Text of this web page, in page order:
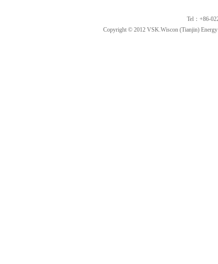
Tel：+86-
Copyright © 2012 VSK.Wiscon (Tianjin)